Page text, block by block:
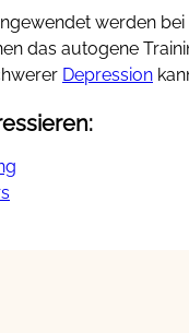
werden bei
das autogene
Depression